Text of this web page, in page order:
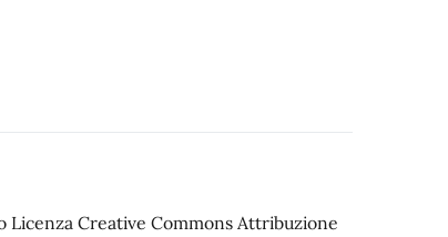
Licenza Creative Commons Attribuzione